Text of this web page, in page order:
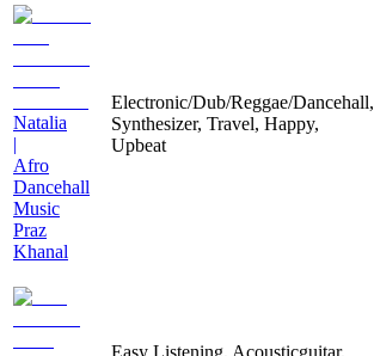
Natalia
|
Afro
Dancehall
Music
Praz
Khanal
Electronic/Dub/Reggae/Dancehall,
Synthesizer, Travel, Happy,
Upbeat
Easy Listening, Acousticguitar,